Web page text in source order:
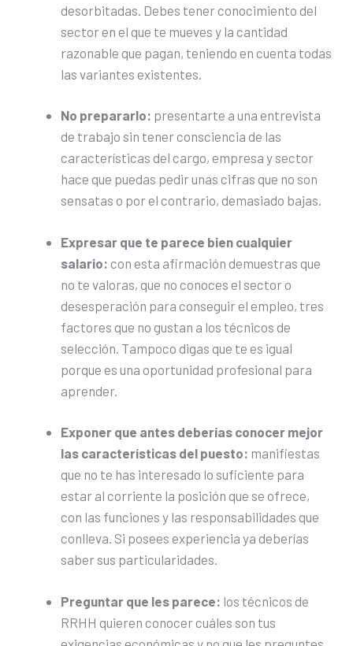
desorbitadas. Debes tener conocimiento del
sector en el que te mueves y la cantidad
razonable que pagan, teniendo en cuenta todas
las variantes existentes.
No prepararlo: presentarte a una entrevista
de trabajo sin tener consciencia de las
características del cargo, empresa y sector
hace que puedas pedir unas cifras que no son
sensatas o por el contrario, demasiado bajas.
Expresar que te parece bien cualquier
salario: con esta afirmación demuestras que
no te valoras, que no conoces el sector o
desesperación para conseguir el empleo, tres
factores que no gustan a los técnicos de
selección. Tampoco digas que te es igual
porque es una oportunidad profesional para
aprender.
Exponer que antes deberías conocer mejor
las características del puesto: manifiestas
que no te has interesado lo suficiente para
estar al corriente la posición que se ofrece,
con las funciones y las responsabilidades que
conlleva. Si posees experiencia ya deberías
saber sus particularidades.
Preguntar que les parece: los técnicos de
RRHH quieren conocer cuáles son tus